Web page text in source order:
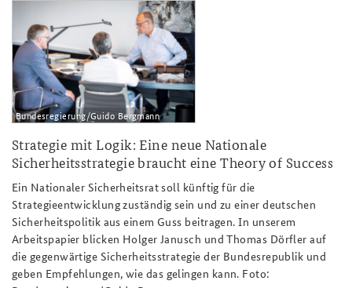
ap5-
Bundesregierung/Guido Bergmann
Strategie mit Logik: Eine neue Nationale
Sicherheitsstrategie braucht eine Theory of Success
Ein Nationaler Sicherheitsrat soll künftig für die
Strategieentwicklung zuständig sein und zu einer deutschen
Sicherheitspolitik aus einem Guss beitragen. In unserem
Arbeitspapier blicken Holger Janusch und Thomas Dörfler auf
die gegenwärtige Sicherheitsstrategie der Bundesrepublik und
geben Empfehlungen, wie das gelingen kann. Foto: